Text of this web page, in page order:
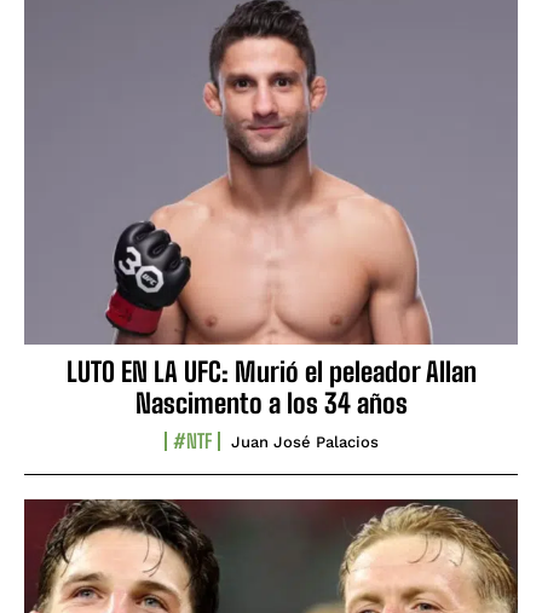
LUTO EN LA UFC: Murió el peleador Allan
Nascimento a los 34 años
#NTF Juan José Palacios